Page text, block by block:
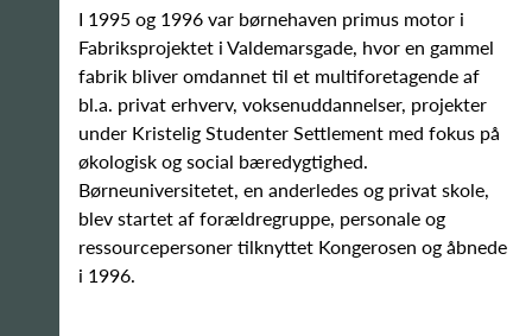
I 1995 og 1996 var børnehaven primus motor i
Fabriksprojektet i Valdemarsgade, hvor en gammel
fabrik bliver omdannet til et multiforetagende af
bl.a. privat erhverv, voksenuddannelser, projekter
under Kristelig Studenter Settlement med fokus på
økologisk og social bæredygtighed.
Børneuniversitetet, en anderledes og privat skole,
blev startet af forældregruppe, personale og
ressourcepersoner tilknyttet Kongerosen og åbnede
i 1996.